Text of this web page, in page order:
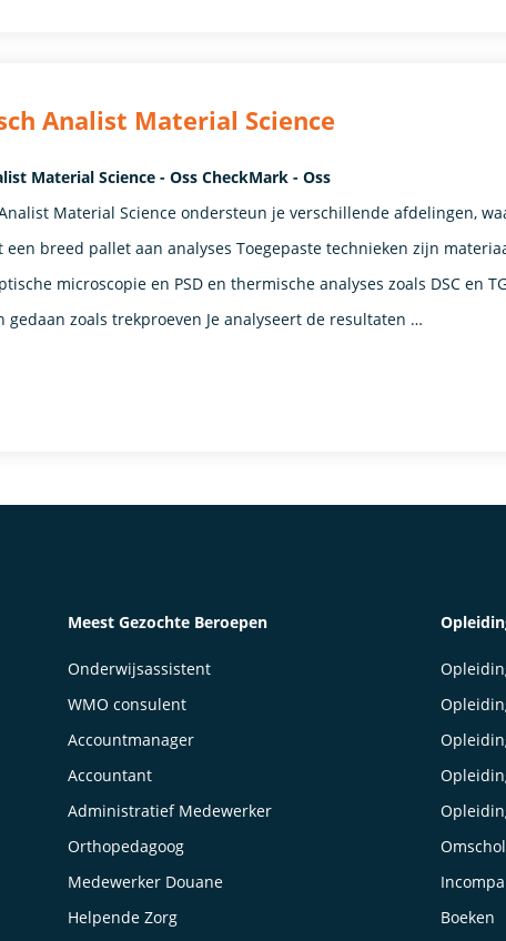
Analist Material Science
Material Science - Oss CheckMark - Oss
Material Science ondersteun je verschillende afdelingen,
breed pallet aan analyses Toegepaste technieken zijn
microscopie en PSD en thermische analyses zoals DSC en
gedaan zoals trekproeven Je analyseert de resultaten …
Meest Gezochte Beroepen
Onderwijsassistent
WMO consulent
Accountmanager
Accountant
Administratief Medewerker
Orthopedagoog
Medewerker Douane
Helpende Zorg
Boeken